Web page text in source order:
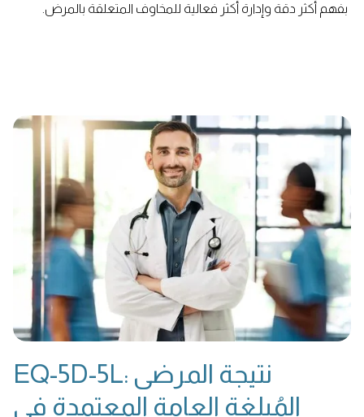
بفهم أكثر دقة وإدارة أكثر فعالية للمخاوف المتعلقة بالمرض.
EQ-5D-5L: نتيجة المرضى
المُبلغة العامة المعتمدة في